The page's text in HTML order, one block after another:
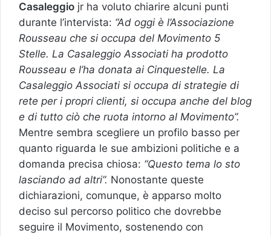
Casaleggio jr ha voluto chiarire alcuni punti
durante l’intervista: “Ad oggi è l’Associazione
Rousseau che si occupa del Movimento 5
Stelle. La Casaleggio Associati ha prodotto
Rousseau e l’ha donata ai Cinquestelle. La
Casaleggio Associati si occupa di strategie di
rete per i propri clienti, si occupa anche del blog
e di tutto ciò che ruota intorno al Movimento”.
Mentre sembra scegliere un profilo basso per
quanto riguarda le sue ambizioni politiche e a
domanda precisa chiosa: “Questo tema lo sto
lasciando ad altri”. Nonostante queste
dichiarazioni, comunque, è apparso molto
deciso sul percorso politico che dovrebbe
seguire il Movimento, sostenendo con